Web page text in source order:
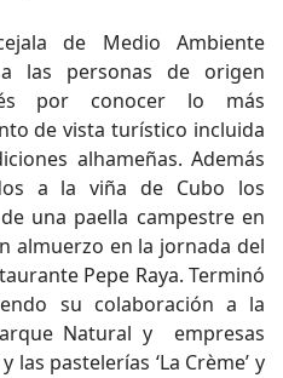
de Medio Ambiente
las personas de origen
por conocer lo más
de vista turístico incluida
alhameñas. Además
a la viña de Cubo los
una paella campestre en
almuerzo en la jornada del
Pepe Raya. Terminó
su colaboración a la
Natural y empresas
las pastelerías ‘La Crème’ y